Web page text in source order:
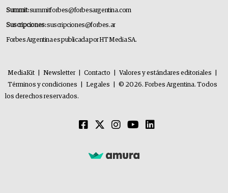
Summit:summitforbes@forbesargentina.com
Suscripciones:suscripciones@forbes.ar
Forbes Argentina es publicada por HT Media SA.
MediaKit Newsletter Contacto Valores y estándares editoriales
Términos y condiciones
Legales
© 2026. Forbes Argentina. Todos
los derechos reservados.